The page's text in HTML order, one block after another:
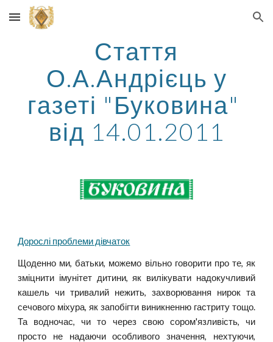
Skip to main content Skip to navigation
Стаття
О.А.Андрієць у
газеті "Буковина"
від 14.01.2011
Дорослі проблеми дівчаток
Щоденно ми, батьки, можемо вільно говорити про те, як
зміцнити імунітет дитини, як вилікувати надокучливий
кашель чи тривалий нежить, захворювання нирок та
сечового міхура, як запобігти виникненню гастриту тощо.
Та водночас, чи то через свою сором'язливість, чи
просто не надаючи особливого значення, нехтуючи,